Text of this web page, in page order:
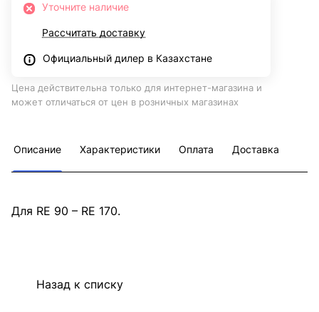
Уточните наличие
Рассчитать доставку
Официальный дилер в Казахстане
Цена действительна только для интернет-магазина и
может отличаться от цен в розничных магазинах
Описание Характеристики Оплата Доставка
Для RE 90 – RE 170.
Назад к списку